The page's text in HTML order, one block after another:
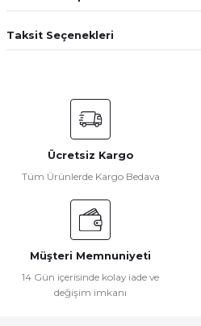
Taksit Seçenekleri
Ücretsiz Kargo
Tüm Ürünlerde Kargo Bedava
Müşteri Memnuniyeti
14 Gün içerisinde kolay iade ve
değişim imkanı